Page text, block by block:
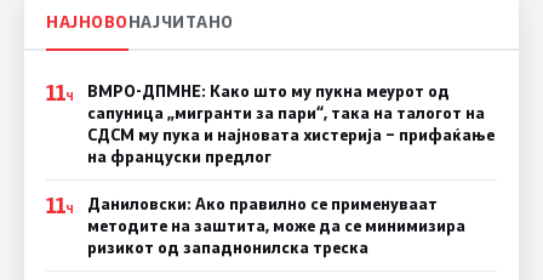
НАЈНОВОНАЈЧИТАНО
11Ч
ВМРО-ДПМНЕ: Како што му пукна меурот од
сапуница „мигранти за пари“, така на талогот на
СДСМ му пука и најновата хистерија – прифаќање
на француски предлог
11Ч
Даниловски: Ако правилно се применуваат
методите на заштита, може да се минимизира
ризикот од западнонилска треска